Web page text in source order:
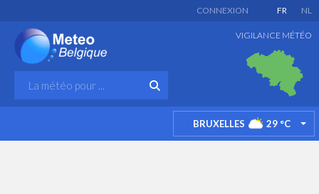
FR NL
CONNEXION
VIGILANCE MÉTÉO
BRUXELLES 29 °C